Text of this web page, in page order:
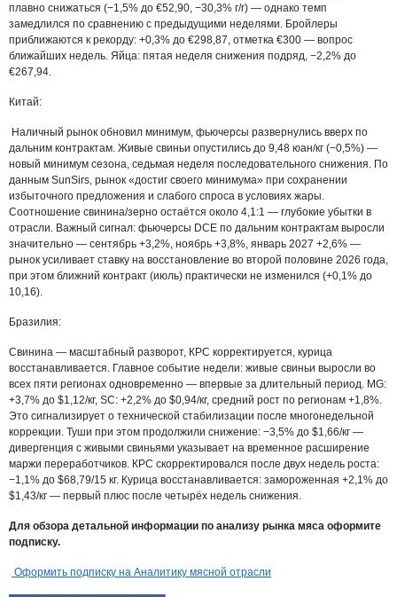
плавно снижаться (−1,5% до €52,90, −30,3% г/г) — однако темп
замедлился по сравнению с предыдущими неделями. Бройлеры
приближаются к рекорду: +0,3% до €298,87, отметка €300 — вопрос
ближайших недель. Яйца: пятая неделя снижения подряд, −2,2% до
€267,94.
Китай:
Наличный рынок обновил минимум, фьючерсы развернулись вверх по
дальним контрактам. Живые свиньи опустились до 9,48 юан/кг (−0,5%) —
новый минимум сезона, седьмая неделя последовательного снижения. По
данным SunSirs, рынок «достиг своего минимума» при сохранении
избыточного предложения и слабого спроса в условиях жары.
Соотношение свинина/зерно остаётся около 4,1:1 — глубокие убытки в
отрасли. Важный сигнал: фьючерсы DCE по дальним контрактам выросли
значительно — сентябрь +3,2%, ноябрь +3,8%, январь 2027 +2,6% —
рынок усиливает ставку на восстановление во второй половине 2026 года,
при этом ближний контракт (июль) практически не изменился (+0,1% до
10,16).
Бразилия:
Свинина — масштабный разворот, КРС корректируется, курица
восстанавливается. Главное событие недели: живые свиньи выросли во
всех пяти регионах одновременно — впервые за длительный период. MG:
+3,7% до $1,12/кг, SC: +2,2% до $0,94/кг, средний рост по регионам +1,8%.
Это сигнализирует о технической стабилизации после многонедельной
коррекции. Туши при этом продолжили снижение: −3,5% до $1,66/кг —
дивергенция с живыми свиньями указывает на временное расширение
маржи переработчиков. КРС скорректировался после двух недель роста:
−1,1% до $68,79/15 кг. Курица восстанавливается: замороженная +2,1% до
$1,43/кг — первый плюс после четырёх недель снижения.
Для обзора детальной информации по анализу рынка мяса оформите
подписку.
Оформить подписку на Аналитику мясной отрасли